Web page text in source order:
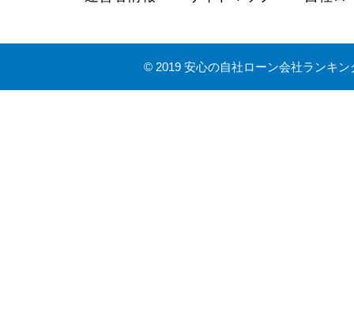
© 2019 安心の自社ローン会社ランキン